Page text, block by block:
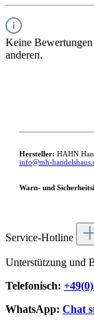
Keine
anderen.
Hersteller: HAHN
info@mh-
Warn- und
Service-Hotline
Unterstützung und
Telefonisch:
WhatsApp: Chat